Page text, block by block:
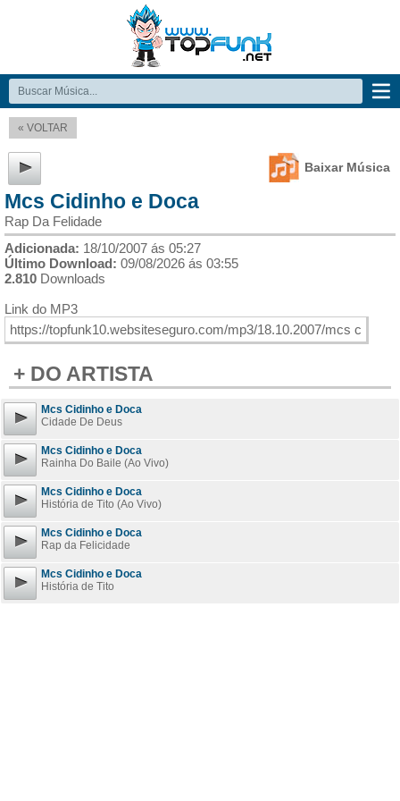
« VOLTAR
Baixar Música
Mcs Cidinho e Doca
Rap Da Felidade
Adicionada: 18/10/2007 ás 05:27
Último Download: 09/08/2026 ás 03:55
2.810 Downloads
Link do MP3
+ DO ARTISTA
Mcs Cidinho e Doca
Cidade De Deus
Mcs Cidinho e Doca
Rainha Do Baile (Ao Vivo)
Mcs Cidinho e Doca
História de Tito (Ao Vivo)
Mcs Cidinho e Doca
Rap da Felicidade
Mcs Cidinho e Doca
História de Tito